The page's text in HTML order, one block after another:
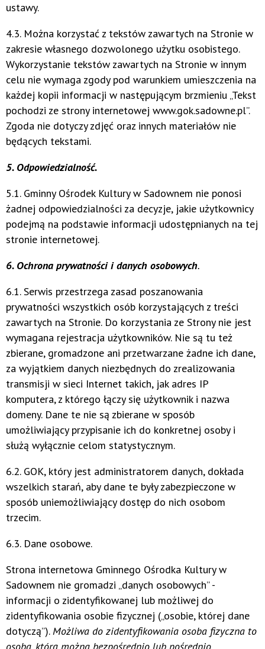
ustawy.
4.3. Można korzystać z tekstów zawartych na Stronie w
zakresie własnego dozwolonego użytku osobistego.
Wykorzystanie tekstów zawartych na Stronie w innym
celu nie wymaga zgody pod warunkiem umieszczenia na
każdej kopii informacji w następującym brzmieniu „Tekst
pochodzi ze strony internetowej www.gok.sadowne.pl”.
Zgoda nie dotyczy zdjęć oraz innych materiałów nie
będących tekstami.
5. Odpowiedzialność.
5.1. Gminny Ośrodek Kultury w Sadownem nie ponosi
żadnej odpowiedzialności za decyzje, jakie użytkownicy
podejmą na podstawie informacji udostępnianych na tej
stronie internetowej.
6. Ochrona prywatności i danych osobowych.
6.1. Serwis przestrzega zasad poszanowania
prywatności wszystkich osób korzystających z treści
zawartych na Stronie. Do korzystania ze Strony nie jest
wymagana rejestracja użytkowników. Nie są tu też
zbierane, gromadzone ani przetwarzane żadne ich dane,
za wyjątkiem danych niezbędnych do zrealizowania
transmisji w sieci Internet takich, jak adres IP
komputera, z którego łączy się użytkownik i nazwa
domeny. Dane te nie są zbierane w sposób
umożliwiający przypisanie ich do konkretnej osoby i
służą wyłącznie celom statystycznym.
6.2. GOK, który jest administratorem danych, dokłada
wszelkich starań, aby dane te były zabezpieczone w
sposób uniemożliwiający dostęp do nich osobom
trzecim.
6.3. Dane osobowe.
Strona internetowa Gminnego Ośrodka Kultury w
Sadownem nie gromadzi „danych osobowych” -
informacji o zidentyfikowanej lub możliwej do
zidentyfikowania osobie fizycznej („osobie, której dane
dotyczą”).Możliwa do zidentyfikowania osoba fizyczna to